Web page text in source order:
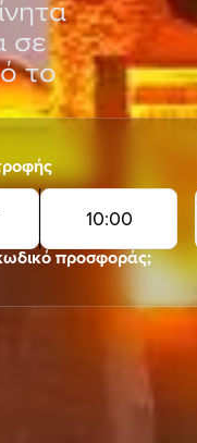
σε
το
10:00
προσφοράς;